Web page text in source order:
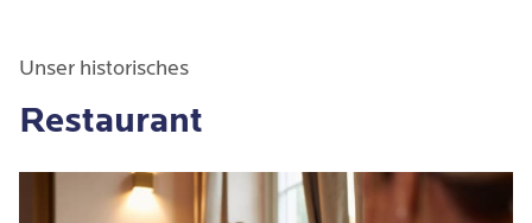
Unser historisches
Restaurant